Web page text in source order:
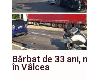
Bărbat de 33 ani,
în Vâlcea